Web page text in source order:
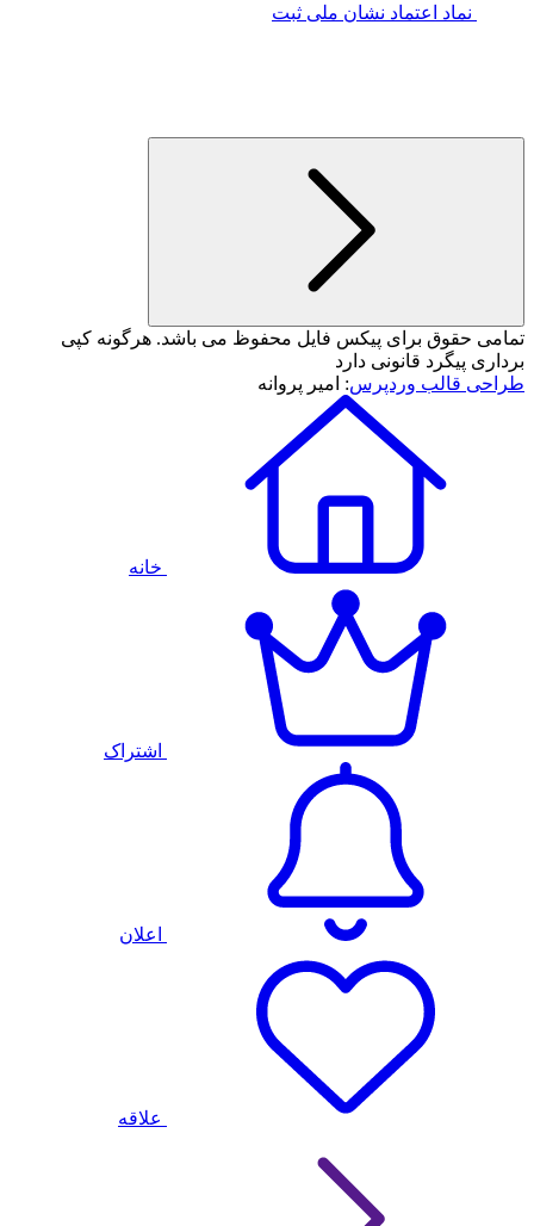
نماد اعتماد نشان ملی ثبت
تمامی حقوق برای پیکس فایل محفوظ می باشد. هرگونه کپی
برداری پیگرد قانونی دارد
طراحی قالب وردپرس: امیر پروانه
خانه
اشتراک
اعلان
علاقه